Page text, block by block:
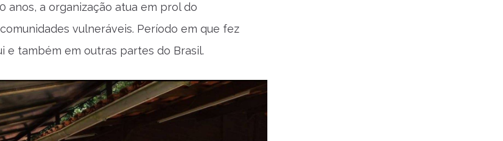
anos, a organização atua em prol do
vulneráveis. Período em que fez
e também em outras partes do Brasil.